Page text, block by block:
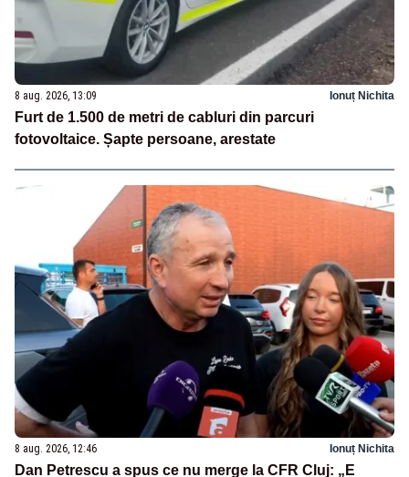
8 aug. 2026, 13:09 Ionuț Nichita
Furt de 1.500 de metri de cabluri din parcuri
fotovoltaice. Șapte persoane, arestate
8 aug. 2026, 12:46 Ionuț Nichita
Dan Petrescu a spus ce nu merge la CFR Cluj: „E